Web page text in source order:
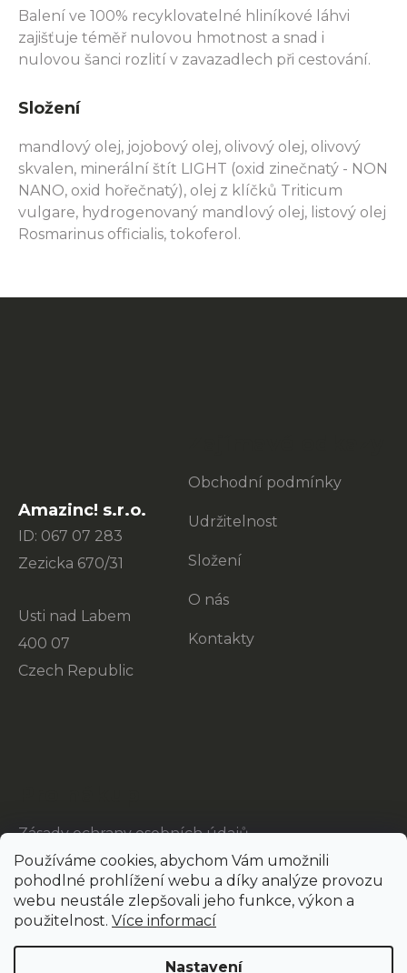
Používáme cookies, abychom Vám umožnili
pohodlné prohlížení webu a díky analýze provozu
webu neustále zlepšovali jeho funkce, výkon a
použitelnost. Více informací
Nastavení
Balení ve 100% recyklovatelné hliníkové láhvi
zajišťuje téměř nulovou hmotnost a snad i
nulovou šanci rozlití v zavazadlech při cestování.
Složení
mandlový olej, jojobový olej, olivový olej, olivový
skvalen, minerální štít LIGHT (oxid zinečnatý - NON
NANO, oxid hořečnatý), olej z klíčků Triticum
vulgare, hydrogenovaný mandlový olej, listový olej
Rosmarinus officialis, tokoferol.
Amazinc! s.r.o.
ID: 067 07 283
Zezicka 670/31
Usti nad Labem
400 07
Czech Republic
Obchodní podmínky
Udržitelnost
Složení
O nás
Kontakty
Zásady ochrany osobních údajů